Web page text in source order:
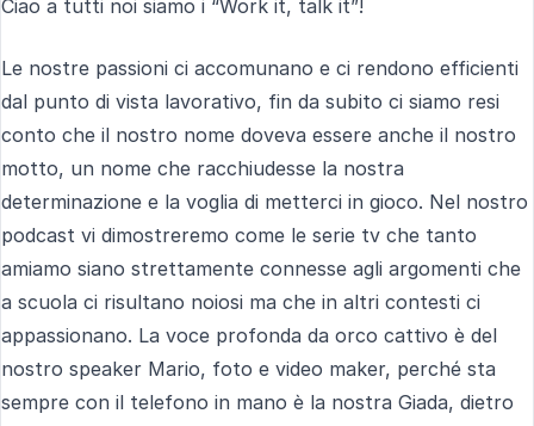
Ciao a tutti noi siamo i “Work it, talk it”!
Le nostre passioni ci accomunano e ci rendono efficienti
dal punto di vista lavorativo, fin da subito ci siamo resi
conto che il nostro nome doveva essere anche il nostro
motto, un nome che racchiudesse la nostra
determinazione e la voglia di metterci in gioco. Nel nostro
podcast vi dimostreremo come le serie tv che tanto
amiamo siano strettamente connesse agli argomenti che
a scuola ci risultano noiosi ma che in altri contesti ci
appassionano. La voce profonda da orco cattivo è del
nostro speaker Mario, foto e video maker, perché sta
sempre con il telefono in mano è la nostra Giada, dietro